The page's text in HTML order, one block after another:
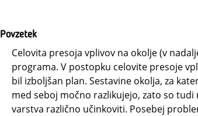
Povzetek
Celovita presoja vplivov na okolje (v
programa. V postopku celovite presoje
bil izboljšan plan. Sestavine okolja, za
med seboj močno razlikujejo, zato so
varstva različno učinkoviti. Posebej